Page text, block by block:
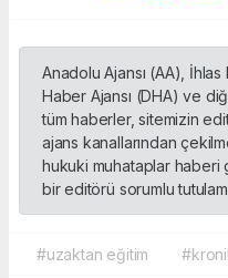
Anadolu Ajansı (AA),
Haber Ajansı (DHA) ve
tüm haberler, sitemizin
ajans kanallarından
hukuki muhataplar haberi
bir editörü sorumlu
#uzaktan eğitim